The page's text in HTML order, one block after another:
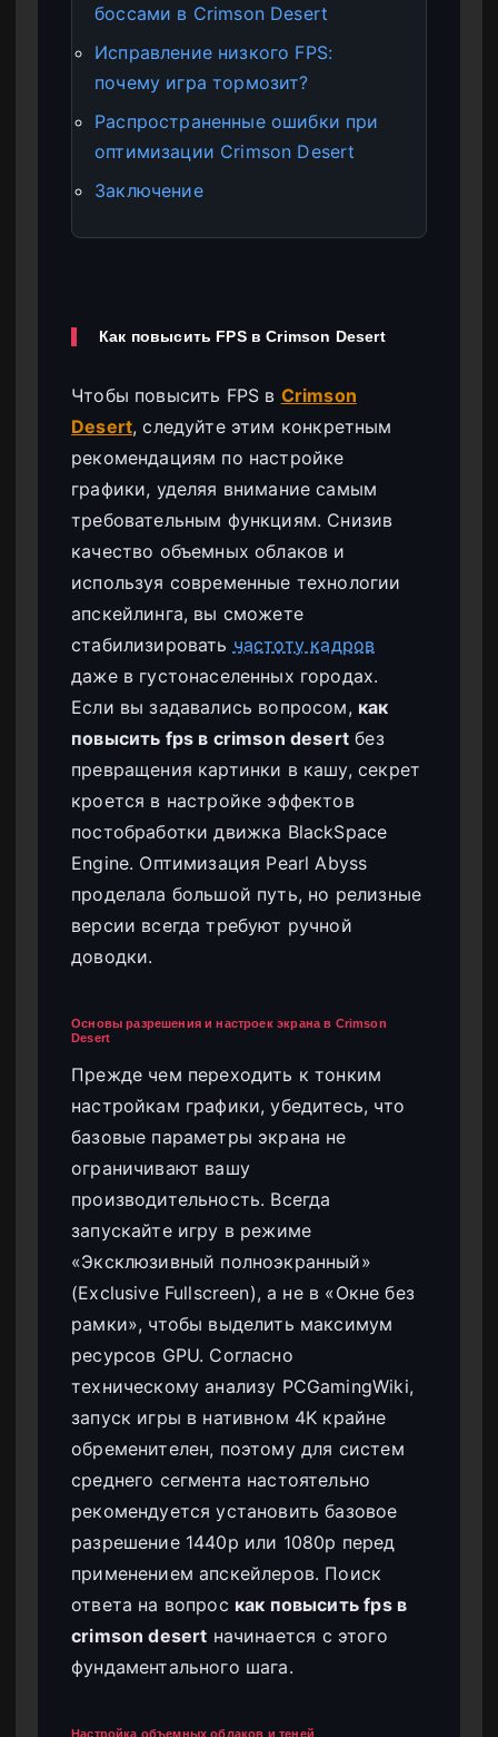
боссами в Crimson Desert
Исправление низкого FPS:
почему игра тормозит?
Распространенные ошибки при
оптимизации Crimson Desert
Заключение
Как повысить FPS в Crimson Desert
Чтобы повысить FPS в Crimson
Desert, следуйте этим конкретным
рекомендациям по настройке
графики, уделяя внимание самым
требовательным функциям. Снизив
качество объемных облаков и
используя современные технологии
апскейлинга, вы сможете
стабилизировать частоту кадров
даже в густонаселенных городах.
Если вы задавались вопросом, как
повысить fps в crimson desert без
превращения картинки в кашу, секрет
кроется в настройке эффектов
постобработки движка BlackSpace
Engine. Оптимизация Pearl Abyss
проделала большой путь, но релизные
версии всегда требуют ручной
доводки.
Основы разрешения и настроек экрана в Crimson
Desert
Прежде чем переходить к тонким
настройкам графики, убедитесь, что
базовые параметры экрана не
ограничивают вашу
производительность. Всегда
запускайте игру в режиме
«Эксклюзивный полноэкранный»
(Exclusive Fullscreen), а не в «Окне без
рамки», чтобы выделить максимум
ресурсов GPU. Согласно
техническому анализу PCGamingWiki,
запуск игры в нативном 4K крайне
обременителен, поэтому для систем
среднего сегмента настоятельно
рекомендуется установить базовое
разрешение 1440p или 1080p перед
применением апскейлеров. Поиск
ответа на вопрос как повысить fps в
crimson desert начинается с этого
фундаментального шага.
Настройка объемных облаков и теней